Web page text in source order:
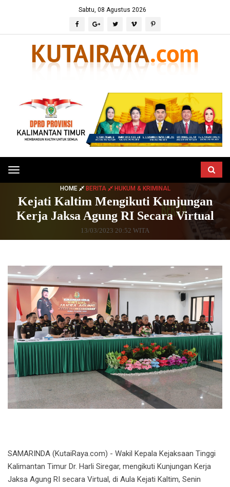
Sabtu, 08 Agustus 2026
Toggle
navigation
HOME BERITA HUKUM & KRIMINAL
Kejati Kaltim Mengikuti Kunjungan
Kerja Jaksa Agung RI Secara Virtual
13/03/2023 20:52 WITA
SAMARINDA (KutaiRaya.com) - Wakil Kepala Kejaksaan Tinggi
Kalimantan Timur Dr. Harli Siregar, mengikuti Kunjungan Kerja
Jaksa Agung RI secara Virtual, di Aula Kejati Kaltim, Senin